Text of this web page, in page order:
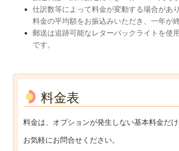
仕訳数等によって料金が変動する場合があ
料金の平均額をお振込みいただき、一年が
郵送は追跡可能なレターパックライトを使
です。
料金表
料金は、オプションが発生しない基本料金だけ
お気軽にお問合せください。